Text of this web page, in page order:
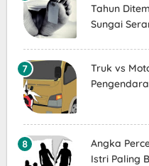
Tahun
Sungai
Truk vs
Angka
Istri Paling